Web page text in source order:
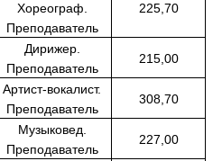
Хореограф.
Преподаватель
225,70
Дирижер.
Преподаватель
215,00
Артист-вокалист.
Преподаватель
308,70
Музыковед.
Преподаватель
227,00